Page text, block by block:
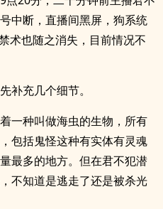
中断，直播间黑屏，狗系统
术也随之消失，目前情况不
补充几个细节。
一种叫做海虫的生物，所有
包括鬼怪这种有实体有灵魂
最多的地方。但在君不犯潜
不知道是逃走了还是被杀光